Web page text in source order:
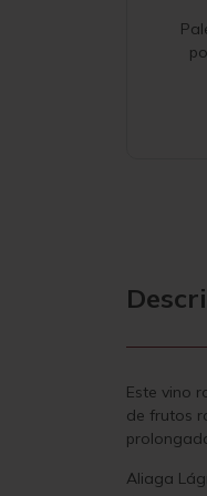
Este vino
de frutos
Aliaga